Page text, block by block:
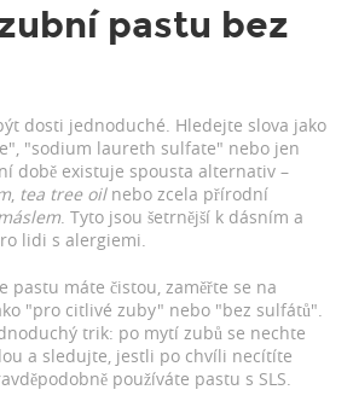
pastu bez
dosti jednoduché. Hledejte slova jako
"sodium laureth sulfate" nebo jen
době existuje spousta alternativ –
, tea tree oilnebo zcela přírodní
. Tyto jsou šetrnější k dásním a
lidi s alergiemi.
pastu máte čistou, zaměřte se na
"pro citlivé zuby" nebo "bez sulfátů".
trik: po mytí zubů se nechte
a sledujte, jestli po chvíli necítíte
používáte pastu s SLS.